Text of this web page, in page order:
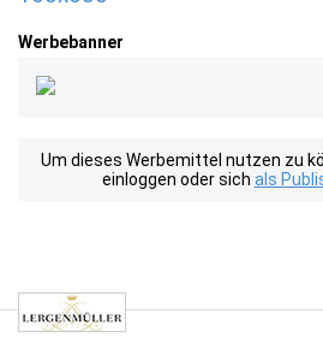
Werbebanner
Um dieses Werbemittel nutzen zu
einloggen oder sich als